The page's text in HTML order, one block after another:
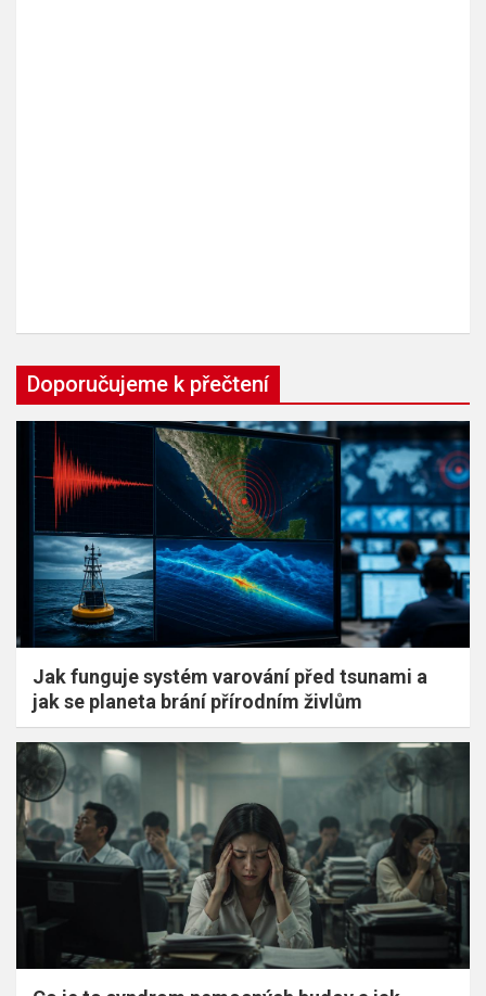
Doporučujeme k přečtení
Jak funguje systém varování před tsunami a
jak se planeta brání přírodním živlům